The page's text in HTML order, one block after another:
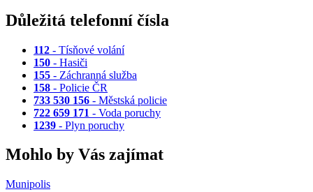
Důležitá telefonní čísla
112 - Tísňové volání
150 - Hasiči
155 - Záchranná služba
158 - Policie ČR
733 530 156 - Městská policie
722 659 171 - Voda poruchy
1239 - Plyn poruchy
Mohlo by Vás zajímat
Munipolis